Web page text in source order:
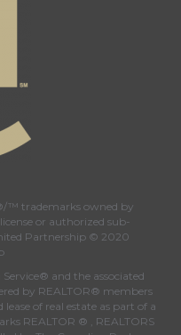
™ trademarks owned by
or authorized sub-
Partnership © 2020
and the associated
by REALTOR® members
of real estate as part of a
REALTOR ® , REALTORS